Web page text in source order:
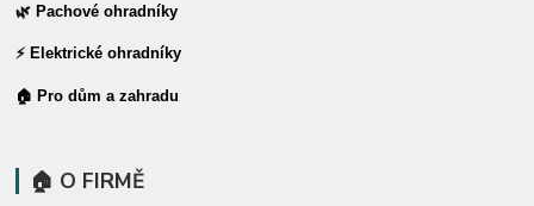
🌿 Pachové ohradníky
⚡ Elektrické ohradníky
🏠 Pro dům a zahradu
🏠 O FIRMĚ